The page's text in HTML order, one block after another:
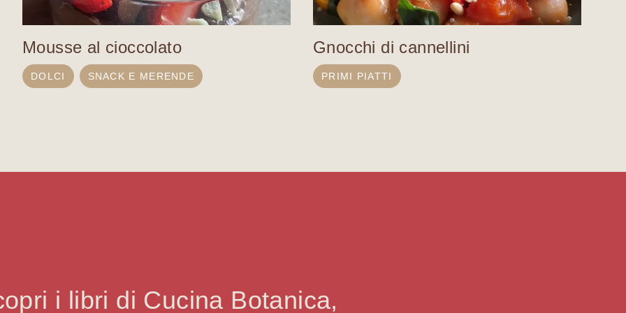
Mousse al cioccolato
DOLCI SNACK E MERENDE
Gnocchi di cannellini
PRIMI PIATTI
i libri di Cucina Botanica,